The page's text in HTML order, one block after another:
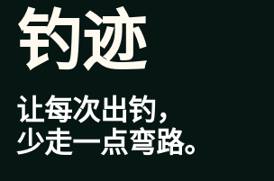
钓迹
让每次出钓，
少走一点弯路。